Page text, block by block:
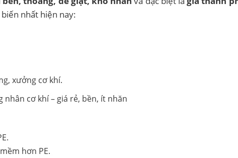
nhất hiện nay:
xưởng cơ khí.
hơn PE.